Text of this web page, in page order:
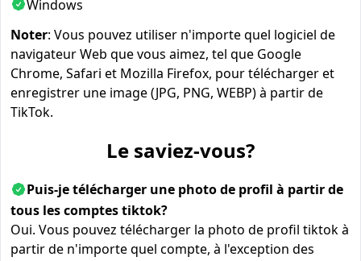
Windows
Noter: Vous pouvez utiliser n'importe quel logiciel de
navigateur Web que vous aimez, tel que Google
Chrome, Safari et Mozilla Firefox, pour télécharger et
enregistrer une image (JPG, PNG, WEBP) à partir de
TikTok.
Le saviez-vous?
Puis-je télécharger une photo de profil à partir de
tous les comptes tiktok?
Oui. Vous pouvez télécharger la photo de profil tiktok à
partir de n'importe quel compte, à l'exception des